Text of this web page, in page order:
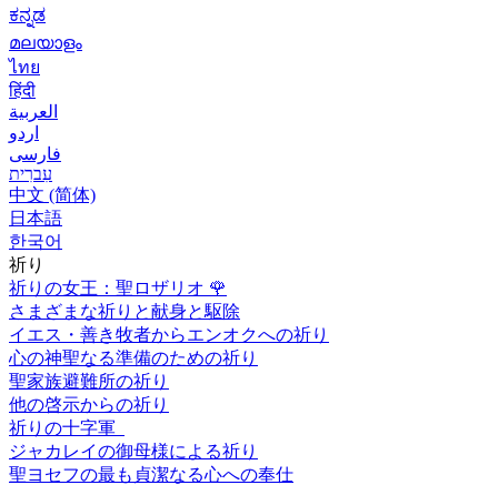
ಕನ್ನಡ
മലയാളം
ไทย
हिंदी
العربية
اردو
فارسی
עִברִית
中文 (简体)
日本語
한국어
祈り
祈りの女王：聖ロザリオ 🌹
さまざまな祈りと献身と駆除
イエス・善き牧者からエンオクへの祈り
心の神聖なる準備のための祈り
聖家族避難所の祈り
他の啓示からの祈り
祈りの十字軍
ジャカレイの御母様による祈り
聖ヨセフの最も貞潔なる心への奉仕